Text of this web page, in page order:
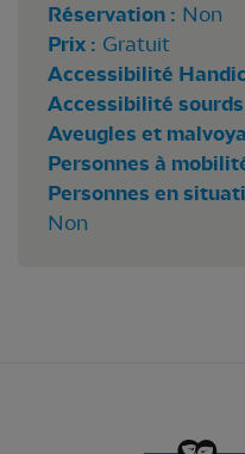
Réservation : Non
Prix : Gratuit
Accessibilité
Accessibilité
Aveugles et
Personnes à
Personnes en
Non